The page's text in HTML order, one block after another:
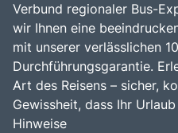
Verbund regionaler Bus-
wir Ihnen eine
mit unserer verlässlichen
Durchführungsgarantie.
Art des Reisens – sicher,
Gewissheit, dass Ihr
Hinweise